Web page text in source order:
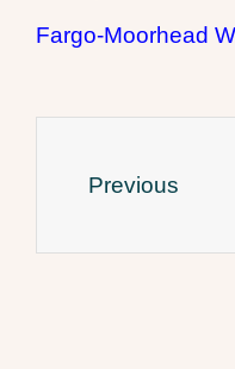
Fargo-Moorhead
Previous